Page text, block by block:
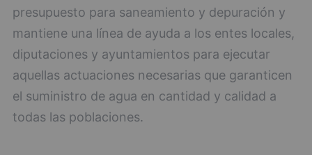
presupuesto para saneamiento y depuración y
mantiene una línea de ayuda a los entes locales,
diputaciones y ayuntamientos para ejecutar
aquellas actuaciones necesarias que garanticen
el suministro de agua en cantidad y calidad a
todas las poblaciones.